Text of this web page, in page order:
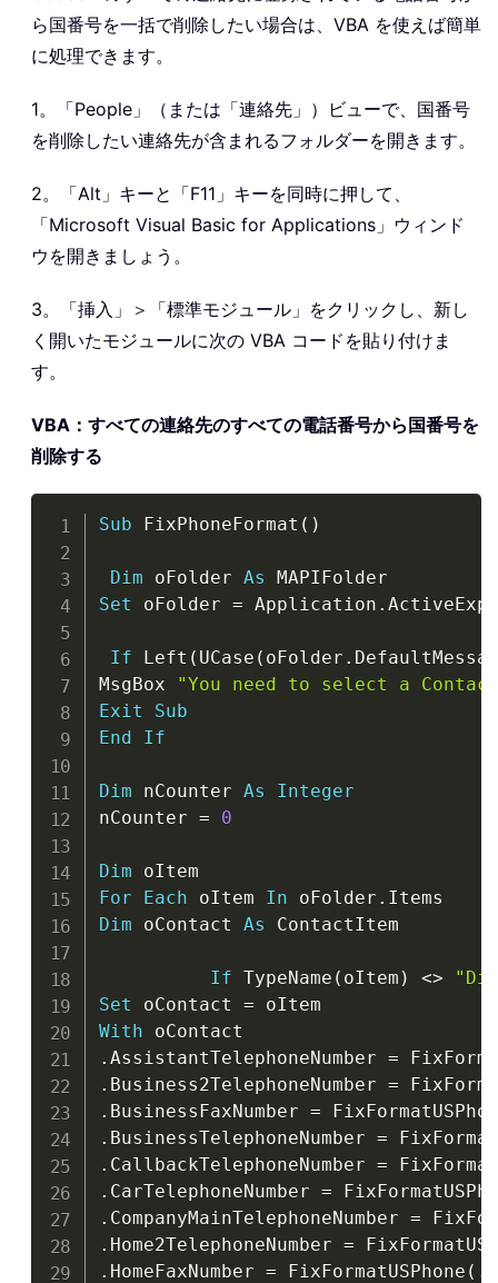
ら国番号を一括で削除したい場合は、VBA を使えば簡単
に処理できます。
1。「People」（または「連絡先」）ビューで、国番号
を削除したい連絡先が含まれるフォルダーを開きます。
2。「Alt」キーと「F11」キーを同時に押して、
「Microsoft Visual Basic for Applications」ウィンド
ウを開きましょう。
3。「挿入」＞「標準モジュール」をクリックし、新し
く開いたモジュールに次の VBA コードを貼り付けま
す。
VBA：すべての連絡先のすべての電話番号から国番号を
削除する
Sub FixPhoneFormat ( )
Dim oFolder As
Set oFolder = Application .
If Left ( UCase ( oFolder .
MsgBox
"You need to select a
Exit
Sub
End
If
Dim nCounter As
Integer
nCounter = 0
Dim
For
Each oItem In oFolder .
Dim oContact As ContactItem
If TypeName ( oItem ) <>
Set oContact =
With
. AssistantTelephoneNumber =
. Business2TelephoneNumber =
. BusinessFaxNumber =
. BusinessTelephoneNumber =
. CallbackTelephoneNumber =
. CarTelephoneNumber =
. CompanyMainTelephoneNumber =
. Home2TelephoneNumber =
. HomeFaxNumber = FixFormatUSPhone ( .